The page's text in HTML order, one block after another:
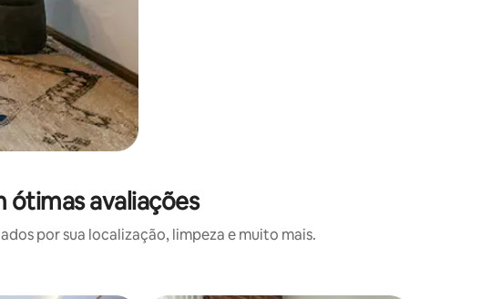
ótimas avaliações
por sua localização, limpeza e muito mais.